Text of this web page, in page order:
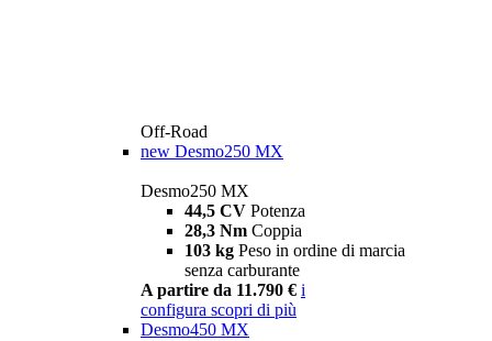
Off-Road
new Desmo250 MX
Desmo250 MX
44,5 CV Potenza
28,3 Nm Coppia
103 kg Peso in ordine di marcia
senza carburante
A partire da 11.790 € i
configura scopri di più
Desmo450 MX